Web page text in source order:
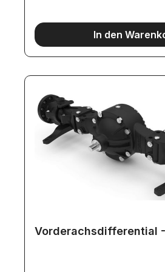
Offiziell lizensiert durch ZF
diese Achse die gleiche
Tamiya Baukasten-Differentiale
läßt sich diese angetrieben
In den
Vorderachsdifferential -